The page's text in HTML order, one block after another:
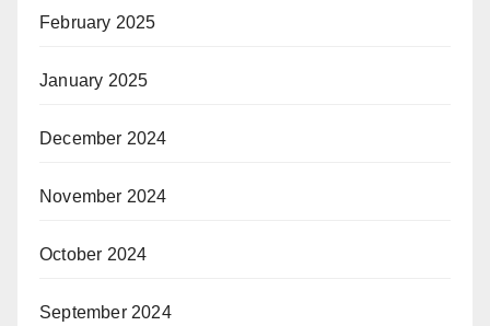
February 2025
January 2025
December 2024
November 2024
October 2024
September 2024